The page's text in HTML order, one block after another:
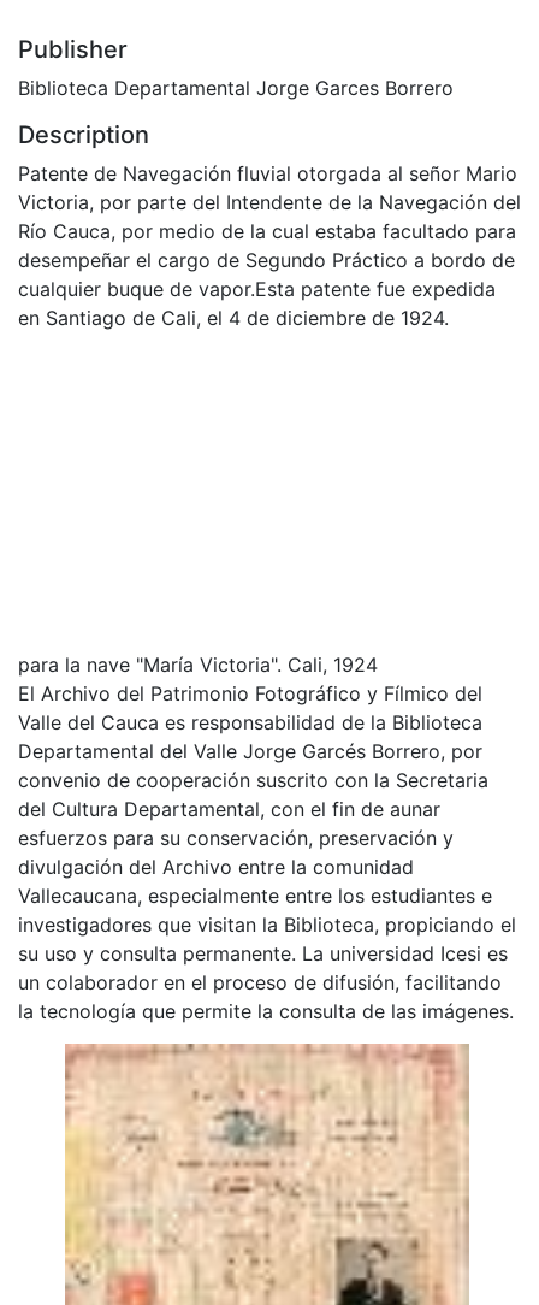
Publisher
Biblioteca Departamental Jorge Garces Borrero
Description
Patente de Navegación fluvial otorgada al señor Mario
Victoria, por parte del Intendente de la Navegación del
Río Cauca, por medio de la cual estaba facultado para
desempeñar el cargo de Segundo Práctico a bordo de
cualquier buque de vapor.Esta patente fue expedida
en Santiago de Cali, el 4 de diciembre de 1924.
para la nave "María Victoria". Cali, 1924
El Archivo del Patrimonio Fotográfico y Fílmico del
Valle del Cauca es responsabilidad de la Biblioteca
Departamental del Valle Jorge Garcés Borrero, por
convenio de cooperación suscrito con la Secretaria
del Cultura Departamental, con el fin de aunar
esfuerzos para su conservación, preservación y
divulgación del Archivo entre la comunidad
Vallecaucana, especialmente entre los estudiantes e
investigadores que visitan la Biblioteca, propiciando el
su uso y consulta permanente. La universidad Icesi es
un colaborador en el proceso de difusión, facilitando
la tecnología que permite la consulta de las imágenes.